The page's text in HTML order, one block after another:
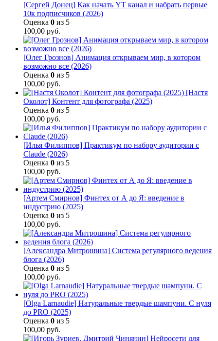
[Сергей Донец] Как начать YT канал и набрать первые
10к подписчиков (2026)
Оценка 0 из 5
100,00 руб.
[Олег Грознов] Анимация открываем мир, в котором
возможно все (2026)
Оценка 0 из 5
100,00 руб.
[Настя
Околот] Контент для фотографа (2025)
Оценка 0 из 5
100,00 руб.
[Илья Филиппов] Практикум по набору аудитории с
Claude (2026)
Оценка 0 из 5
100,00 руб.
[Артем Смирнов] Финтех от А до Я: введение в
индустрию (2025)
Оценка 0 из 5
100,00 руб.
[Александра Митрошина] Система регулярного ведения
блога (2026)
Оценка 0 из 5
100,00 руб.
[Olga Larnaudie] Натуральные твердые шампуни. С нуля
до PRO (2025)
Оценка 0 из 5
100,00 руб.